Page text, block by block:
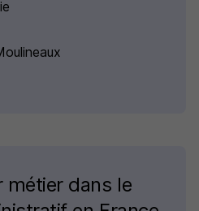
métier dans le